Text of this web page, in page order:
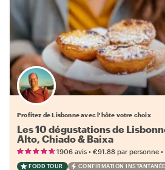
Choisissez votre local favori
Profitez de Lisbonne avec l'hôte votre choix
Les 10 dégustations de
Alto, Chiado & Baixa
1906 avis • €91.88 par personne •
FOOD TOUR CONFIRMATION INSTANTANÉE